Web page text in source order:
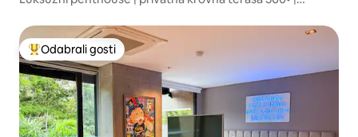
Među najviše rangiranima s oznakom „Odabrali gosti”
Odabrali gosti